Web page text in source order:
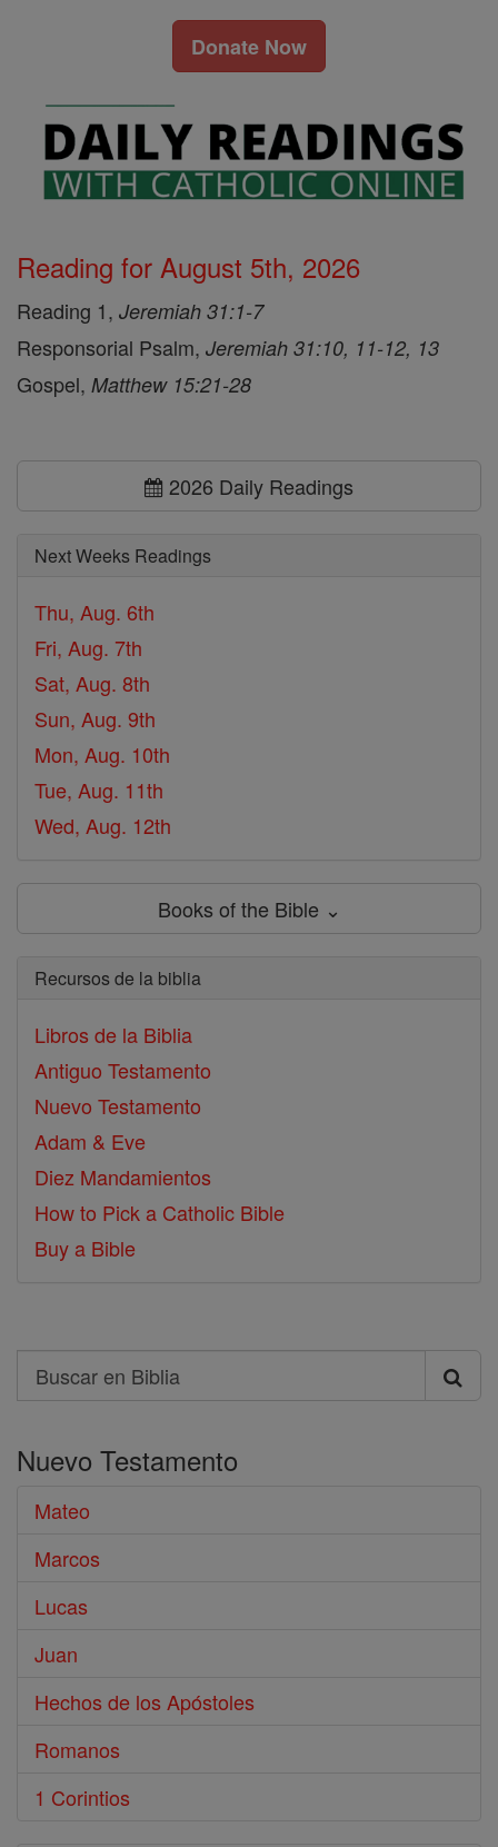
Donate Now
Reading for August 5th, 2026
Reading 1, Jeremiah 31:1-7
Responsorial Psalm, Jeremiah 31:10, 11-12, 13
Gospel, Matthew 15:21-28
2026 Daily Readings
Next Weeks Readings
Thu, Aug. 6th
Fri, Aug. 7th
Sat, Aug. 8th
Sun, Aug. 9th
Mon, Aug. 10th
Tue, Aug. 11th
Wed, Aug. 12th
Books of the Bible ⌄
Recursos de la biblia
Libros de la Biblia
Antiguo Testamento
Nuevo Testamento
Adam & Eve
Diez Mandamientos
How to Pick a Catholic Bible
Buy a Bible
Search
Buscar
Biblia
Nuevo Testamento
Mateo
Marcos
Lucas
Juan
Hechos de los Apóstoles
Romanos
1 Corintios